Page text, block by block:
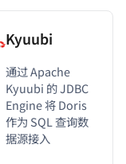
Kyuubi
通过 Apache
Kyuubi 的 JDBC
Engine 将 Doris
作为 SQL 查询数
据源接入